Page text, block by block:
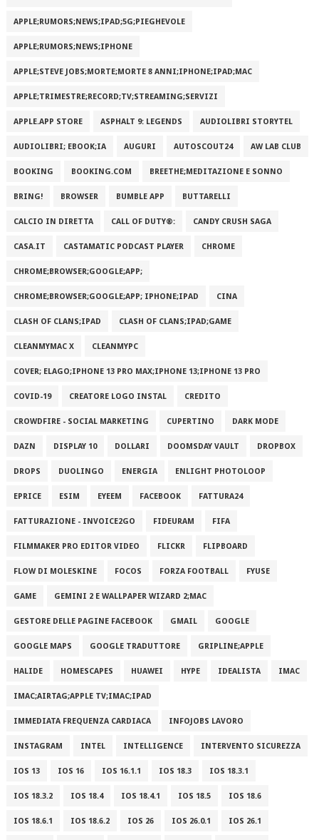
APPLE;RUMORS;NEWS;IPAD;5G;PIEGHEVOLE
APPLE;RUMORS;NEWS;IPHONE
APPLE;STEVE JOBS;MORTE;MORTE 8 ANNI;IPHONE;IPAD;MAC
APPLE;TRIMESTRE;RECORD;TV;STREAMING;SERVIZI
APPLE.APP STORE ASPHALT 9: LEGENDS AUDIOLIBRI STORYTEL
AUDIOLIBRI; EBOOK;IA AUGURI AUTOSCOUT24 AW LAB CLUB
BOOKING BOOKING.COM BREETHE;MEDITAZIONE E SONNO
BRING! BROWSER BUMBLE APP BUTTARELLI
CALCIO IN DIRETTA CALL OF DUTY®: CANDY CRUSH SAGA
CASA.IT CASTAMATIC PODCAST PLAYER CHROME
CHROME;BROWSER;GOOGLE;APP;
CHROME;BROWSER;GOOGLE;APP; IPHONE;IPAD CINA
CLASH OF CLANS;IPAD CLASH OF CLANS;IPAD;GAME
CLEANMYMAC X CLEANMYPC
COVER; ELAGO;IPHONE 13 PRO MAX;IPHONE 13;IPHONE 13 PRO
COVID-19 CREATORE LOGO INSTAL CREDITO
CROWDFIRE - SOCIAL MARKETING CUPERTINO DARK MODE
DAZN DISPLAY 10 DOLLARI DOOMSDAY VAULT DROPBOX
DROPS DUOLINGO ENERGIA ENLIGHT PHOTOLOOP
EPRICE ESIM EYEEM FACEBOOK FATTURA24
FATTURAZIONE - INVOICE2GO FIDEURAM FIFA
FILMMAKER PRO EDITOR VIDEO FLICKR FLIPBOARD
FLOW DI MOLESKINE FOCOS FORZA FOOTBALL FYUSE
GAME GEMINI 2 E WALLPAPER WIZARD 2;MAC
GESTORE DELLE PAGINE FACEBOOK GMAIL GOOGLE
GOOGLE MAPS GOOGLE TRADUTTORE GRIPLINE;APPLE
HALIDE HOMESCAPES HUAWEI HYPE IDEALISTA IMAC
IMAC;AIRTAG;APPLE TV;IMAC;IPAD
IMMEDIATA FREQUENZA CARDIACA INFOJOBS LAVORO
INSTAGRAM INTEL INTELLIGENCE INTERVENTO SICUREZZA
IOS 13 IOS 16 IOS 16.1.1 IOS 18.3 IOS 18.3.1
IOS 18.3.2 IOS 18.4 IOS 18.4.1 IOS 18.5 IOS 18.6
IOS 18.6.1 IOS 18.6.2 IOS 26 IOS 26.0.1 IOS 26.1